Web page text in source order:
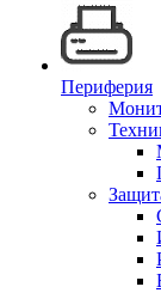
Периферия